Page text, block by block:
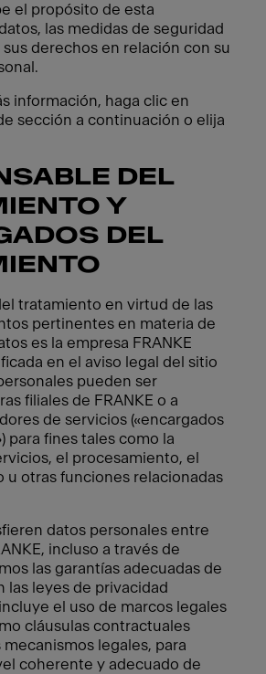
el propósito de esta
las medidas de seguridad
derechos en relación con su
información, haga clic en
sección a continuación o elija
DEL
Y
DEL
tratamiento en virtud de las
pertinentes en materia de
es la empresa FRANKE
en el aviso legal del sitio
pueden ser
filiales de FRANKE o a
de servicios («encargados
para fines tales como la
el procesamiento, el
u otras funciones relacionadas
datos personales entre
incluso a través de
las garantías adecuadas de
las leyes de privacidad
el uso de marcos legales
cláusulas contractuales
legales, para
coherente y adecuado de